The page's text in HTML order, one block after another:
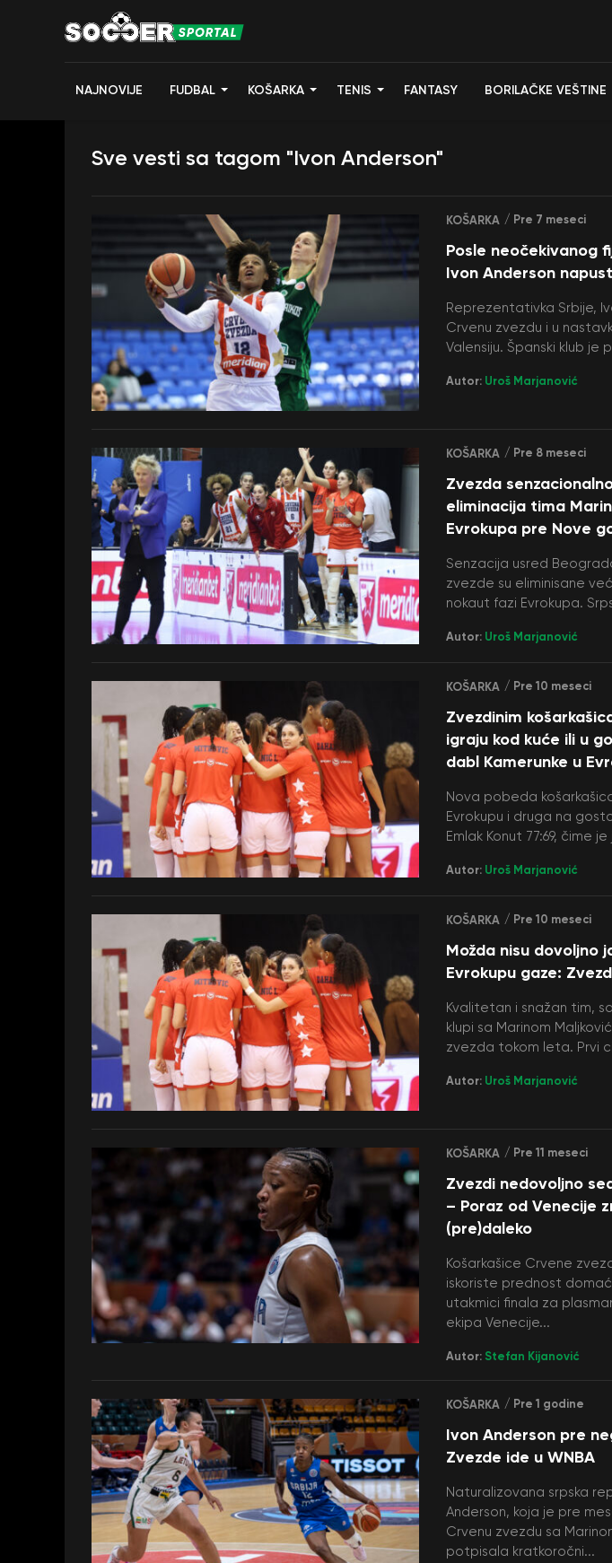
NAJNOVIJE FUDBAL KOŠARKA TENIS FANTASY BORILAČKE VEŠTINE
Sve vesti sa tagom "Ivon Anderson"
KOŠARKA / Pre 7 meseci
Posle neočekivanog
Ivon Anderson
Reprezentativka Srbije,
Crvenu zvezdu i u
Valensiju. Španski klub je
Autor: Uroš Marjanović
KOŠARKA / Pre 8 meseci
Zvezda
eliminacija tima
Evrokupa pre Nove
Senzacija usred
zvezde su eliminisane
nokaut fazi Evrokupa.
Autor: Uroš Marjanović
KOŠARKA / Pre 10 meseci
Zvezdinim
igraju kod kuće ili u
dabl Kamerunke u
Nova pobeda
Evrokupu i druga na
Emlak Konut 77:69, čime je
Autor: Uroš Marjanović
KOŠARKA / Pre 10 meseci
Možda nisu dovoljno
Evrokupu gaze:
Kvalitetan i snažan tim,
klupi sa Marinom
zvezda tokom leta. Prvi
Autor: Uroš Marjanović
KOŠARKA / Pre 11 meseci
Zvezdi nedovoljno
– Poraz od Venecije
(pre)daleko
Košarkašice Crvene
iskoriste prednost
utakmici finala za
ekipa Venecije...
Autor: Stefan Kijanović
KOŠARKA / Pre 1 godine
Ivon Anderson pre
Zvezde ide u WNBA
Naturalizovana srpska
Anderson, koja je pre
Crvenu zvezdu sa
potpisala kratkoročni...